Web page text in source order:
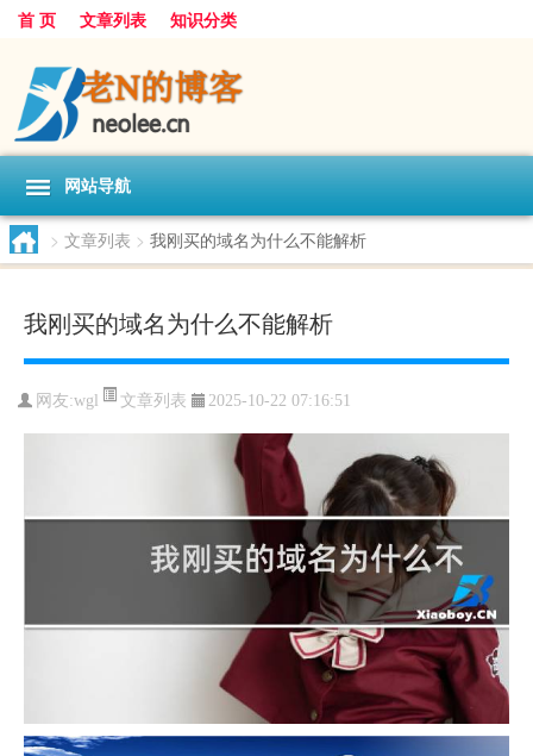
首 页 文章列表 知识分类
网站导航
> 文章列表 > 我刚买的域名为什么不能解析
我刚买的域名为什么不能解析
网友:wgl 文章列表 2025-10-22 07:16:51